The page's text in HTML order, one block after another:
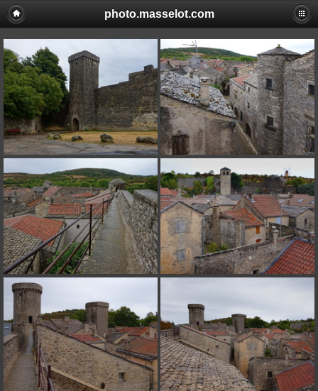
photo.masselot.com